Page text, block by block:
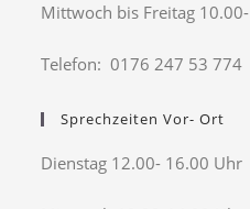
Mittwoch bis Freitag
Telefon: 0176 247 53 774
Sprechzeiten Vor- Ort
Dienstag 12.00- 16.00 Uhr